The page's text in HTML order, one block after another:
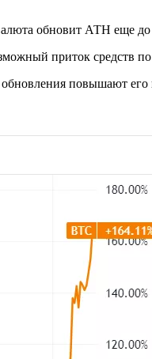
обновит АТН еще до
приток средств по
повышают